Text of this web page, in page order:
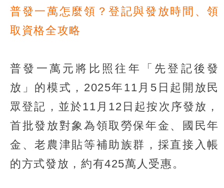
普發一萬怎麼領？登記與發放時間、領
取資格全攻略
普發一萬元將比照往年「先登記後發
放」的模式，2025年11月5日起開放民
眾登記，並於11月12日起按次序發放，
首批發放對象為領取勞保年金、國民年
金、老農津貼等補助族群，採直接入帳
的方式發放，約有425萬人受惠。